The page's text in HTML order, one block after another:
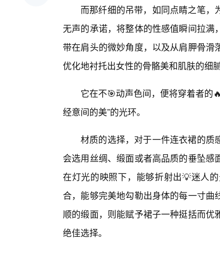
而那纤细的吊带，如同点睛之笔
无声的承诺，将整体的性感值瞬间拉
带在肩头的微妙角度，以及从肩胛骨
优化地衬托出女性的骨骼美和肌肤的细
它在不🎯动声色间，便将穿着者的
经意间的美”的光环。
材质的选择，对于一件连衣裙的质
会选用丝绸、缎面或者高品质的垂坠
在灯光的映照下，能够折射出💡迷人
合，能够完美地勾勒出身体的每一寸
顺的缎面，则能赋予裙子一种挺括而
绝佳选择。